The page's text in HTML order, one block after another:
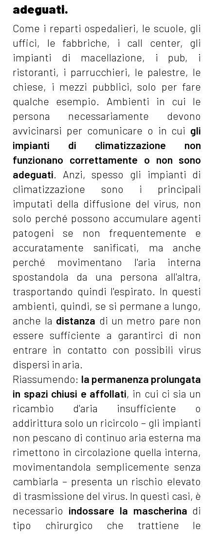
adeguati.
Come i reparti ospedalieri, le scuole, gli
uffici, le fabbriche, i call center, gli
impianti di macellazione, i pub, i
ristoranti, i parrucchieri, le palestre, le
chiese, i mezzi pubblici, solo per fare
qualche esempio. Ambienti in cui le
persona necessariamente devono
avvicinarsi per comunicare o in cui gli
impianti di climatizzazione non
funzionano correttamente o non sono
adeguati . Anzi, spesso gli impianti di
climatizzazione sono i principali
imputati della diffusione del virus, non
solo perché possono accumulare agenti
patogeni se non frequentemente e
accuratamente sanificati, ma anche
perché movimentano l'aria interna
spostandola
da una persona all'altra,
trasportando quindi l'espirato. In questi
ambienti, quindi, se si permane a lungo,
anche la distanza di un metro pare non
essere sufficiente a garantirci di non
entrare in contatto con possibili virus
dispersi in aria.
Riassumendo: la permanenza prolungata
in spazi chiusi e affollati, in cui ci sia un
ricambio d'aria insufficiente o
addirittura solo un ricircolo – gli impianti
non pescano di continuo aria esterna ma
rimettono in circolazione quella interna,
movimentandola semplicemente senza
cambiarla – presenta un rischio elevato
di trasmissione del virus. In questi casi, è
necessario indossare la mascherina di
tipo chirurgico che trattiene le